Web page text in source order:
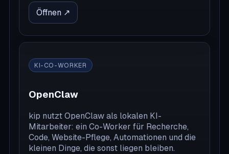
Öffnen ↗
KI-CO-WORKER
OpenClaw
kip nutzt OpenClaw als lokalen KI-
Mitarbeiter: ein Co-Worker für Recherche,
Code, Website-Pflege, Automationen und die
kleinen Dinge, die sonst liegen bleiben.